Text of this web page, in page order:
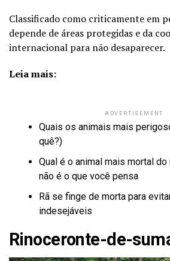
Classificado como criticamente em
depende de áreas protegidas e da
internacional para não desaparecer.
Leia mais:
ADVERTISEMENT
Quais os animais mais
quê?)
Qual é o animal mais mortal
não é o que você pensa
Rã se finge de morta para
indesejáveis
Rinoceronte-de-